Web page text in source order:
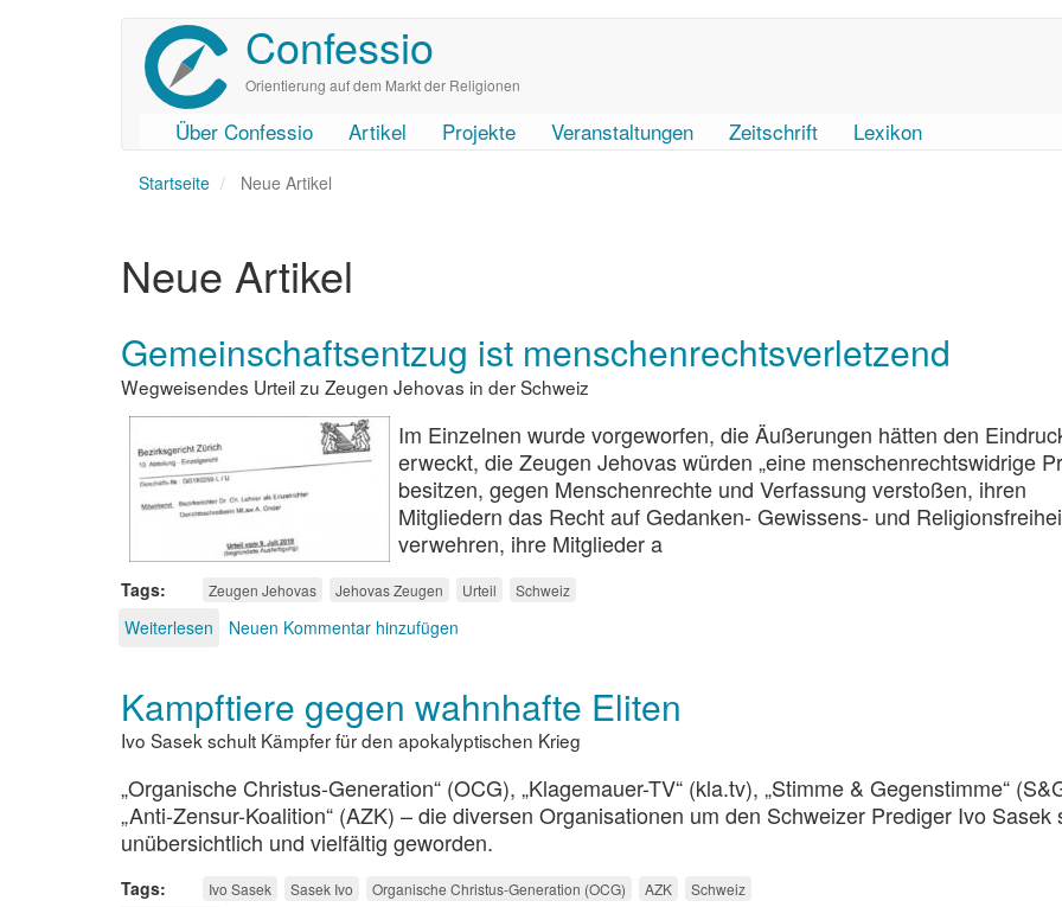
Confessio
Orientierung auf dem Markt der Religionen
User
account
Main
navigation
Über Confessio Artikel Projekte Veranstaltungen Zeitschrift Lexikon
Startseite Neue Artikel
Neue Artikel
Gemeinschaftsentzug ist menschenrechtsverletzend
Wegweisendes Urteil zu Zeugen Jehovas in der Schweiz
Im Einzelnen wurde vorgeworfen, die Äußerungen hätten den
erweckt, die Zeugen Jehovas würden „eine menschenrechtswidrige
besitzen, gegen Menschenrechte und Verfassung verstoßen, ihren
Mitgliedern das Recht auf Gedanken- Gewissens- und
verwehren, ihre Mitglieder a
Tags Zeugen Jehovas Jehovas Zeugen Urteil Schweiz
Weiterlesen über
menschenrechtsverletzend
Neuen Kommentar hinzufügen
Kampftiere gegen wahnhafte Eliten
Ivo Sasek schult Kämpfer für den apokalyptischen Krieg
„Organische Christus-Generation“ (OCG), „Klagemauer-TV“ (kla.tv), „Stimme & Gegenstimme“
„Anti-Zensur-Koalition“ (AZK) – die diversen Organisationen um den Schweizer Prediger Ivo Sasek
unübersichtlich und vielfältig geworden.
Tags Ivo Sasek Sasek Ivo Organische Christus-Generation (OCG) AZK Schweiz